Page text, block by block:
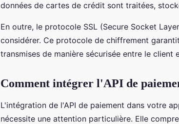
données de cartes de crédit sont traitées,
En outre, le protocole SSL (Secure Socket
considérer. Ce protocole de chiffrement
transmises de manière sécurisée entre le client
Comment intégrer l'API de
L'intégration de l'API de paiement dans votre
nécessite une attention particulière. Elle